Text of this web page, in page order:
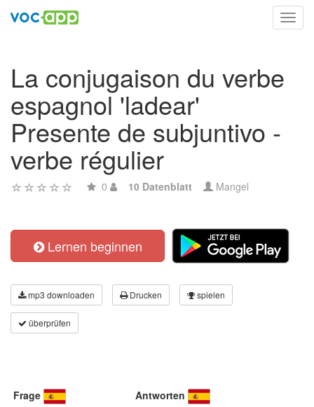
La conjugaison du verbe
espagnol 'ladear'
Presente de subjuntivo -
verbe régulier
0 10 Datenblatt Mangel
Lernen beginnen
mp3 downloaden Drucken spielen
überprüfen
Frage Antworten